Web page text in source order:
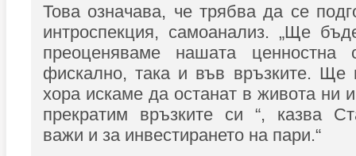
Това означава, че трябва да се
интроспекция, самоанализ. „Ще
преоценяваме нашата ценностна
фискално, така и във връзките. Ще
хора искаме да останат в живота ни
прекратим връзките си “, казва
важи и за инвестирането на пари.“